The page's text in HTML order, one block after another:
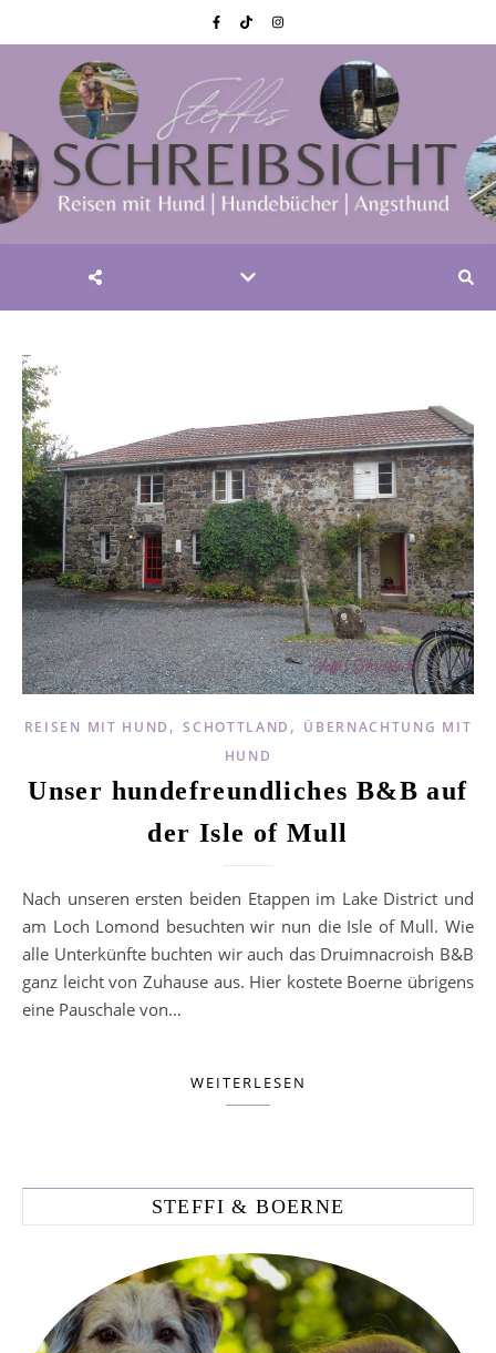
REISEN MIT HUND ,SCHOTTLAND , ÜBERNACHTUNG MIT
HUND
Unser hundefreundliches B&B auf
der Isle of Mull
Nach unseren ersten beiden Etappen im Lake District und
am Loch Lomond besuchten wir nun die Isle of Mull. Wie
alle Unterkünfte buchten wir auch das Druimnacroish B&B
ganz leicht von Zuhause aus. Hier kostete Boerne übrigens
eine Pauschale von…
WEITERLESEN
STEFFI & BOERNE